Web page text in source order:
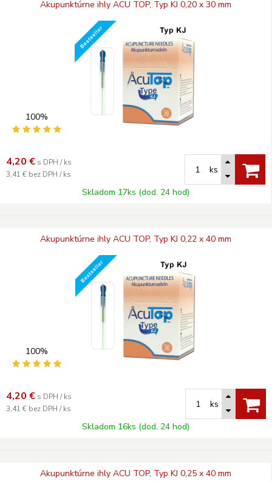
Akupunktúrne ihly ACU TOP, Typ KJ 0,20 x 30 mm
100%
4,20 € s DPH / ks
3,41 € bez DPH / ks
ks
Skladom 17ks (dod. 24 hod)
Akupunktúrne ihly ACU TOP, Typ KJ 0,22 x 40 mm
100%
4,20 € s DPH / ks
3,41 € bez DPH / ks
ks
Skladom 16ks (dod. 24 hod)
Akupunktúrne ihly ACU TOP, Typ KJ 0,25 x 40 mm